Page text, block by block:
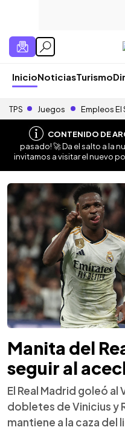
InicioNoticiasTurismo
TPS Juegos Empleos El
CONTENIDO DE
pasado! 🚀 Da el salto a la
invitamos a visitar el nuevo
Manita del
seguir al
El Real Madrid goleó
dobletes de Vinicius y
mantiene a la caza del